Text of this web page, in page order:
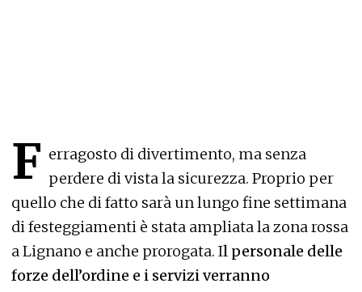
F erragosto di divertimento, ma senza
perdere di vista la sicurezza. Proprio per
quello che di fatto sarà un lungo fine settimana
di festeggiamenti è stata ampliata la zona rossa
a Lignano e anche prorogata. Il personale delle
forze dell’ordine e i servizi verranno